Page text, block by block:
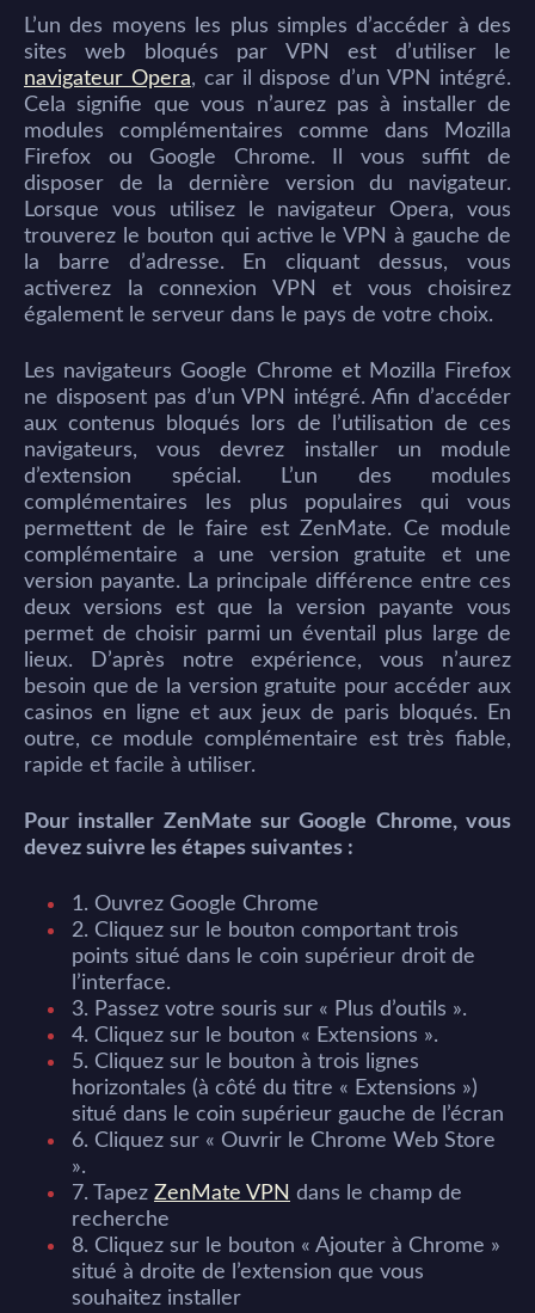
L’un des moyens les plus simples d’accéder à des
sites web bloqués par VPN est d’utiliser le
navigateur Opera, car il dispose d’un VPN intégré.
Cela signifie que vous n’aurez pas à installer de
modules complémentaires comme dans Mozilla
Firefox ou Google Chrome. Il vous suffit de
disposer de la dernière version du navigateur.
Lorsque vous utilisez le navigateur Opera, vous
trouverez le bouton qui active le VPN à gauche de
la barre d’adresse. En cliquant dessus, vous
activerez la connexion VPN et vous choisirez
également le serveur dans le pays de votre choix.
Les navigateurs Google Chrome et Mozilla Firefox
ne disposent pas d’un VPN intégré. Afin d’accéder
aux contenus bloqués lors de l’utilisation de ces
navigateurs, vous devrez installer un module
d’extension spécial. L’un des modules
complémentaires les plus populaires qui vous
permettent de le faire est ZenMate. Ce module
complémentaire a une version gratuite et une
version payante. La principale différence entre ces
deux versions est que la version payante vous
permet de choisir parmi un éventail plus large de
lieux. D’après notre expérience, vous n’aurez
besoin que de la version gratuite pour accéder aux
casinos en ligne et aux jeux de paris bloqués. En
outre, ce module complémentaire est très fiable,
rapide et facile à utiliser.
Pour installer ZenMate sur Google Chrome, vous
devez suivre les étapes suivantes :
1. Ouvrez Google Chrome
2. Cliquez sur le bouton comportant trois
points situé dans le coin supérieur droit de
l’interface.
3. Passez votre souris sur « Plus d’outils ».
4. Cliquez sur le bouton « Extensions ».
5. Cliquez sur le bouton à trois lignes
horizontales (à côté du titre « Extensions »)
situé dans le coin supérieur gauche de l’écran
6. Cliquez sur « Ouvrir le Chrome Web Store
».
7. Tapez ZenMate VPN dans le champ de
recherche
8. Cliquez sur le bouton « Ajouter à Chrome »
situé à droite de l’extension que vous
souhaitez installer